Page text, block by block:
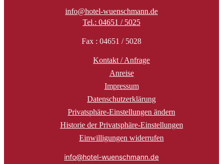
info@hotel-wuenschmann.de
Tel.: 04651 / 5025
Fax : 04651 / 5028
Kontakt / Anfrage
Anreise
Impressum
Datenschutzerklärung
Privatsphäre-Einstellungen ändern
Historie der Privatsphäre-Einstellungen
Einwilligungen widerrufen
info@hotel-wuenschmann.de